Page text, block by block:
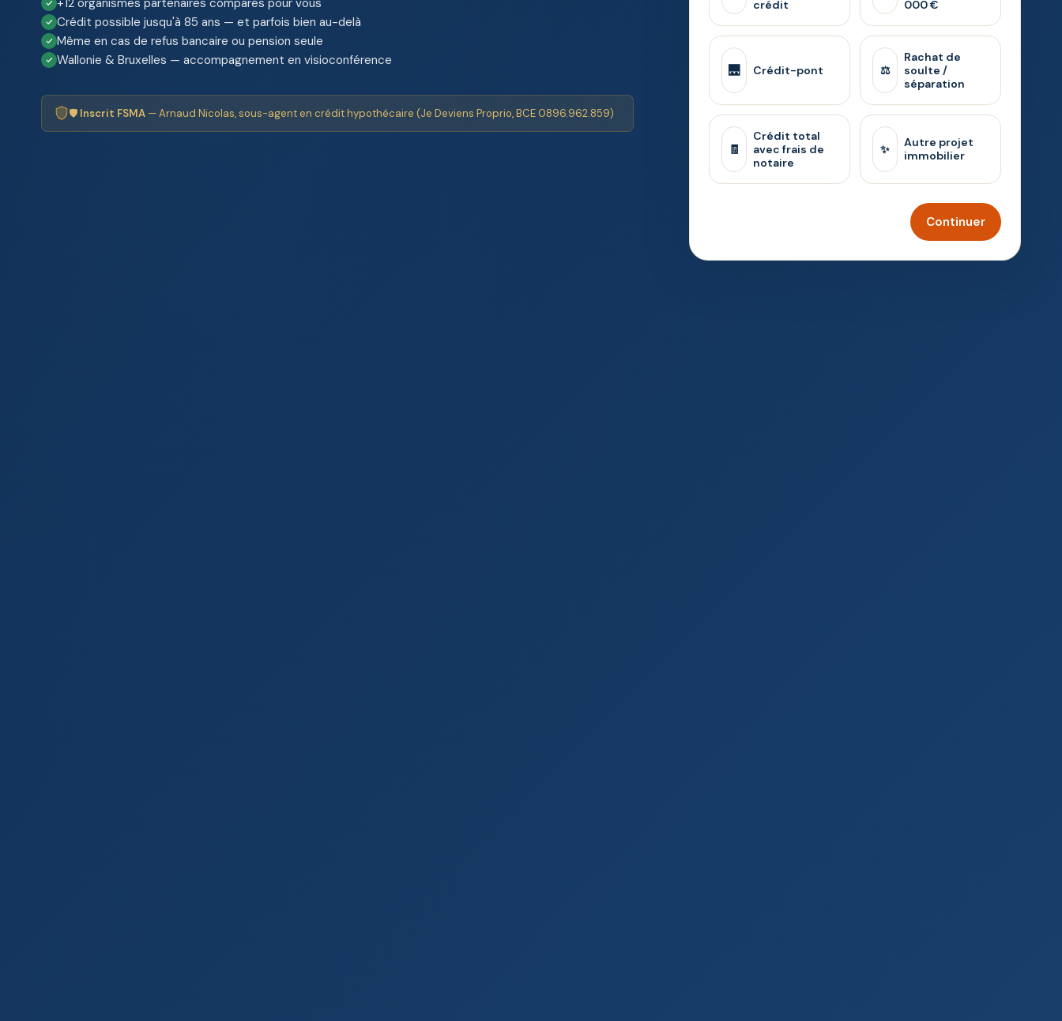
Crédit possible jusqu'à 85 ans — et parfois bien au-delà
Même en cas de refus bancaire ou pension seule
Wallonie & Bruxelles — accompagnement en visioconférence
🛡️ Inscrit FSMA — Arnaud Nicolas, sous-agent en crédit hypothécaire (Je Deviens Proprio, BCE 0896.962.859)
crédit
000 €
🌉 Crédit-pont ⚖️
Rachat de
soulte /
séparation
🧾
Crédit total
avec frais de
notaire
✨
Autre projet
immobilier
Continuer